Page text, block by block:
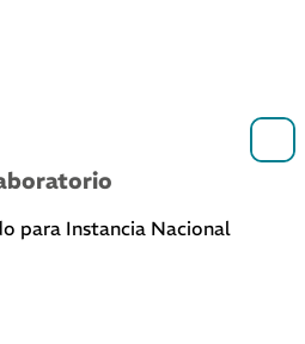
para Instancia Nacional